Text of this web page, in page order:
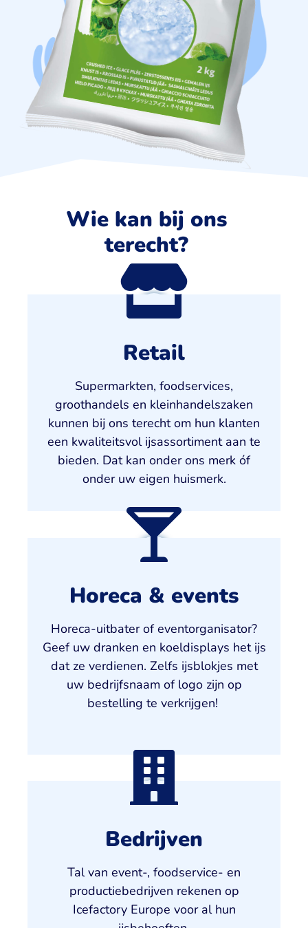
Wie kan bij ons
terecht?
Retail
Supermarkten, foodservices,
groothandels en kleinhandelszaken
kunnen bij ons terecht om hun klanten
een kwaliteitsvol ijsassortiment aan te
bieden. Dat kan onder ons merk óf
onder uw eigen huismerk.
Horeca & events
Horeca-uitbater of eventorganisator?
Geef uw dranken en koeldisplays het ijs
dat ze verdienen. Zelfs ijsblokjes met
uw bedrijfsnaam of logo zijn op
bestelling te verkrijgen!
Bedrijven
Tal van event-, foodservice- en
productiebedrijven rekenen op
Icefactory Europe voor al hun